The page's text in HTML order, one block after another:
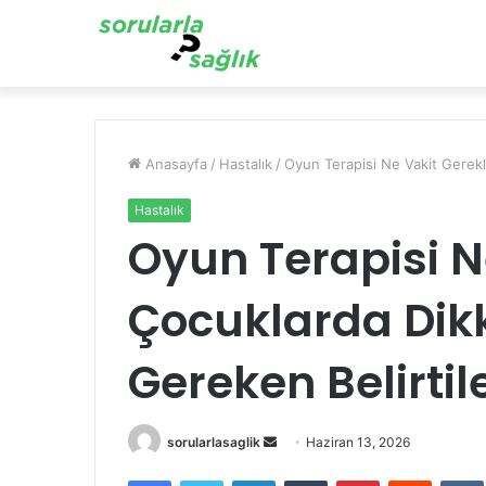
Anasayfa / Hastalık / Oyun Terapisi Ne Vakit
Hastalık
Oyun Terapisi
Çocuklarda
Gereken
sorularlasaglik
Bir
Haziran 13, 2026
FacebookTwitter LinkedInTumblr PinterestReddit